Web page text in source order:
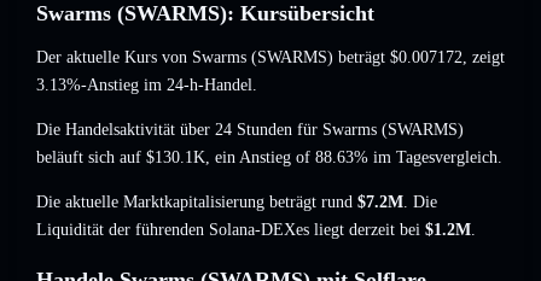
Swarms (SWARMS): Kursübersicht
Der aktuelle Kurs von Swarms (SWARMS) beträgt $0.007172, zeigt
3.13%-Anstieg im 24-h-Handel.
Die Handelsaktivität über 24 Stunden für Swarms (SWARMS)
beläuft sich auf $130.1K, ein Anstieg of 88.63% im Tagesvergleich.
Die aktuelle Marktkapitalisierung beträgt rund $7.2M. Die
Liquidität der führenden Solana-DEXes liegt derzeit bei $1.2M.